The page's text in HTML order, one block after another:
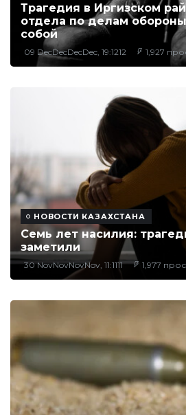
Трагедия в Иргизском
отдела по делам
собой
09 DecDecDecDec, 19:1212 1,927
НОВОСТИ КАЗАХСТАНА
Семь лет насилия:
заметили
30 NovNovNovNov, 11:1111 1,977